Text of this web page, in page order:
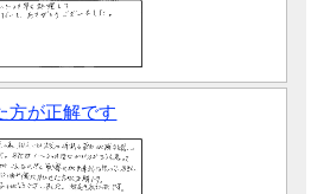
方が正解です